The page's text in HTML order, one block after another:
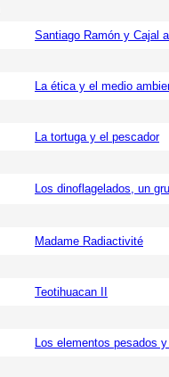
Santiago Ramón y Cajal
La ética y el medio
La tortuga y el pescador
Los dinoflagelados, un
Madame Radiactivité
Teotihuacan II
Los elementos pesados